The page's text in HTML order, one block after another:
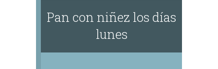
Pan con niñez los días
lunes